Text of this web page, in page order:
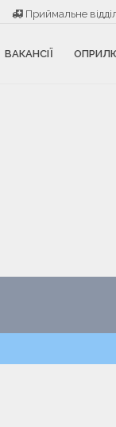
Приймальне
ВАКАНСІЇ